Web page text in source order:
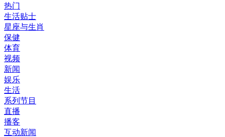
热门
生活贴士
星座与生肖
保健
体育
视频
新闻
娱乐
生活
系列节目
直播
播客
互动新闻